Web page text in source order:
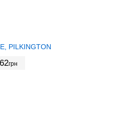
PILKINGTON
грн